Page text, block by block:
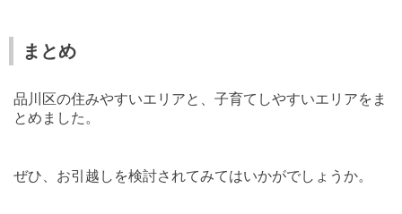
まとめ
品川区の住みやすいエリアと、子育てしやすいエリアをま
とめました。
ぜひ、お引越しを検討されてみてはいかがでしょうか。